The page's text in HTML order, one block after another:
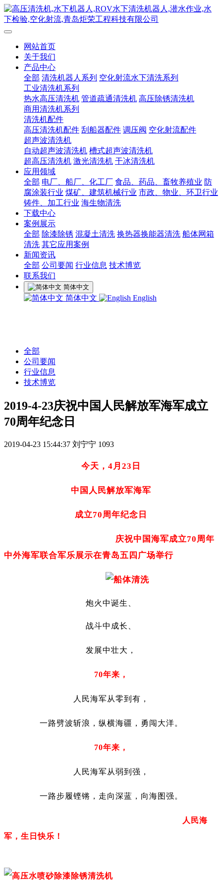
网站首页
关于我们
产品中心
全部 清洗机器人系列 空化射流水下清洗系列
工业清洗机系列
热水高压清洗机 管道疏通清洗机 高压除锈清洗机
商用清洗机系列
清洗机配件
高压清洗机配件 刮船器配件 调压阀 空化射流配件
超声波清洗机
自动超声波清洗机 槽式超声波清洗机
超高压清洗机 激光清洗机 干冰清洗机
应用领域
全部 电厂、船厂、化工厂 食品、药品、畜牧养殖业 防
腐涂装行业 煤矿、建筑机械行业 市政、物业、环卫行业
铸件、加工行业 海生物清洗
下载中心
案例展示
全部 除漆除锈 混凝土清洗 换热器换能器清洗 船体网箱
清洗 其它应用案例
新闻资讯
全部 公司要闻 行业信息 技术博览
联系我们
简体中文
简体中文 English
全部
公司要闻
行业信息
技术博览
2019-4-23庆祝中国人民解放军海军成立
70周年纪念日
2019-04-23 15:44:37 刘宁宁 1093
今天，4月23日
中国人民解放军海军
成立70周年纪念日
庆祝中国海军成立70周年
中外海军联合军乐展示在青岛五四广场举行
炮火中诞生、
战斗中成长、
发展中壮大，
70年来，
人民海军从零到有，
一路劈波斩浪，纵横海疆，勇闯大洋。
70年来，
人民海军从弱到强，
一路步履铿锵，走向深蓝，向海图强。
人民海
军，生日快乐！